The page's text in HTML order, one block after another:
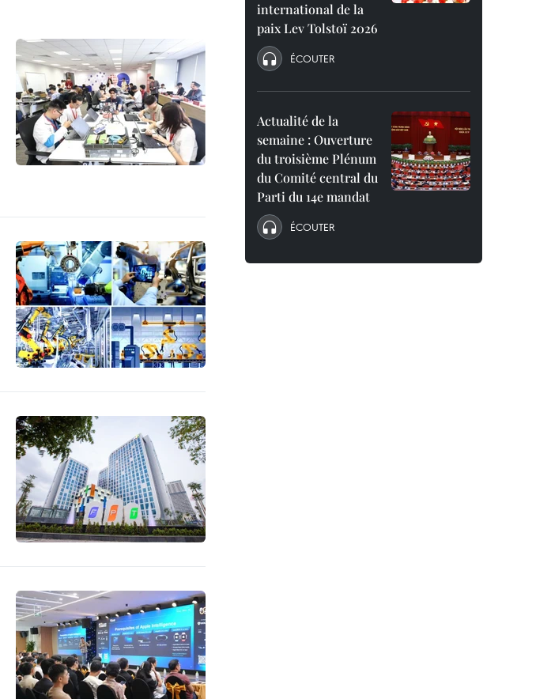
international de la
paix Lev Tolstoï 2026
ÉCOUTER
Actualité de la
semaine : Ouverture
du troisième Plénum
du Comité central du
Parti du 14e mandat
ÉCOUTER